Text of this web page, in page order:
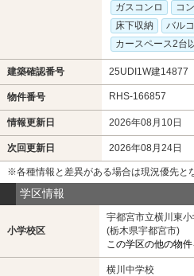
ガスコンロ
コ
床下収納
バル
カースペース2台
建築確認番号 25UDI1W建14877
物件番号 RHS-166857
情報更新日 2026年08月10日
次回更新日 2026年08月24日
※各種情報と差異がある場合は現況優先と
学区情報
小学校区
宇都宮市立横川東
(栃木県宇都宮市)
この学区の他の物
横川中学校